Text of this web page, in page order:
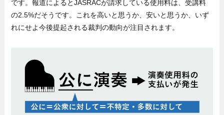
です。報道によるとJASRACが請求している使用料は、受講料
の2.5%だそうです。これを高いと思うか、安いと思うか、いず
れにせよ今後提起される裁判の動向が注目されます。